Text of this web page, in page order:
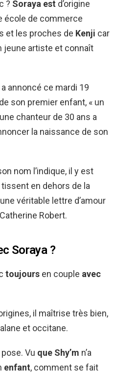
? Soraya est d’origine
école de commerce
et les proches de Kenji car
jeune artiste et connaît
a annoncé ce mardi 19
son premier enfant, « un
chanteur de 30 ans a
la naissance de son
nom l’indique, il y est
en dehors de la
véritable lettre d’amour
Robert.
Soraya ?
toujours en couple avec
il maîtrise très bien,
et occitane.
Vu que Shy’m n’a
enfant, comment se fait